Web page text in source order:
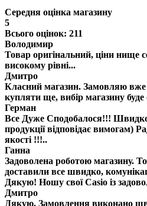
Середня оцінка магазину
5
Всього оцінок: 211
Володимир
Товар оригінальний, ціни нище
високому рівні...
Дмитро
Класний магазин. Замовляю
купляти ще, вибір магазину
Герман
Все Дуже Сподобалося!!! Швидко
продукції відповідає вимогам)
якості !!!..
Ганна
Задоволена роботою магазину.
доставили все швидко,
Дякую! Ношу свої Casio із
Дмитро
Дякую. Замовлення виконано